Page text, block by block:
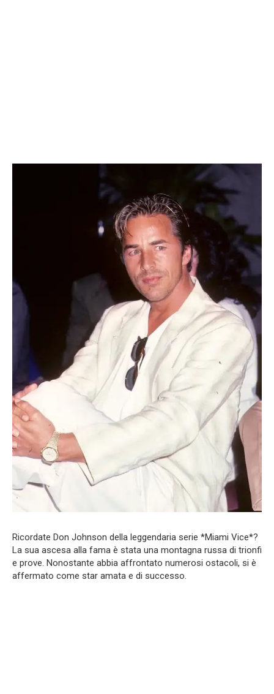
Ricordate Don Johnson della leggendaria serie *Miami Vice*?
La sua ascesa alla fama è stata una montagna russa di trionfi
e prove. Nonostante abbia affrontato numerosi ostacoli, si è
affermato come star amata e di successo.